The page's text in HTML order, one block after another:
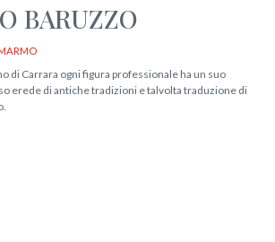
BARUZZO
di Carrara ogni figura professionale ha un suo
erede di antiche tradizioni e talvolta traduzione di